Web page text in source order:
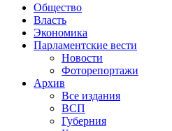
Общество
Власть
Экономика
Парламентские вести
Новости
Фоторепортажи
Архив
Все издания
ВСП
Губерния